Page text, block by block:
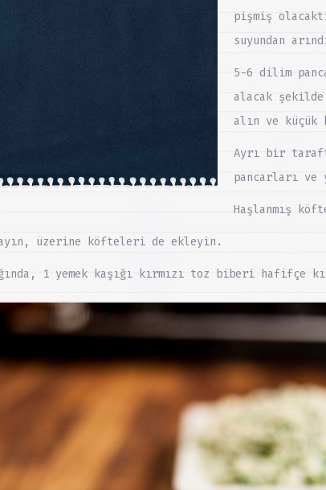
pişmiş
suyundan
5-6 dilim
alacak
alın ve küçük
Ayrı bir
pancarları ve
Haşlanmış
üzerine köfteleri de ekleyin.
1 yemek kaşığı kırmızı toz biberi